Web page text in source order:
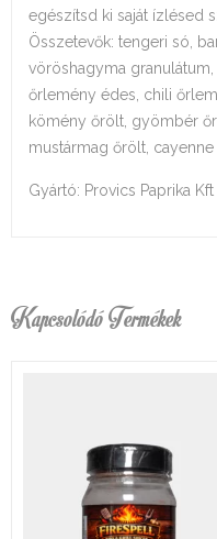
egészítsd ki saját ízlésed
Összetevők: tengeri só,
vöröshagyma
őrlemény édes, chili
kömény őrölt, gyömbér
mustármag őrölt,
Gyártó: Provics Paprika Kft
Kapcsolódó Termékek